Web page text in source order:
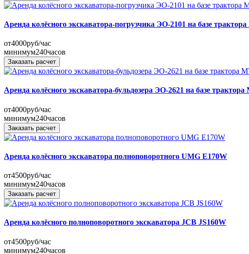
Аренда колёсного экскаватора-погрузчика ЭО-2101 на базе
от4000руб/час
минимум240часов
Заказать расчет
Аренда колёсного экскаватора-бульдозера ЭО-2621 на базе
от4000руб/час
минимум240часов
Заказать расчет
Аренда колёсного экскаватора полноповоротного UMG E170W
от4500руб/час
минимум240часов
Заказать расчет
Аренда колёсного полноповоротного экскаватора JCB JS160W
от4500руб/час
минимум240часов